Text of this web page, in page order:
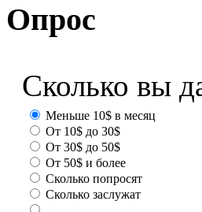
Опрос
Сколько вы
Меньше 10$ в месяц
От 10$ до 30$
От 30$ до 50$
От 50$ и более
Сколько попросят
Сколько заслужат